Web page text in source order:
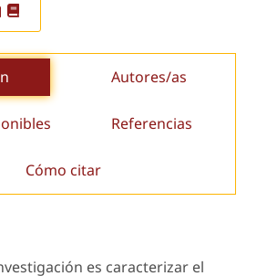
Autores/as
Referencias
Cómo citar
es caracterizar el